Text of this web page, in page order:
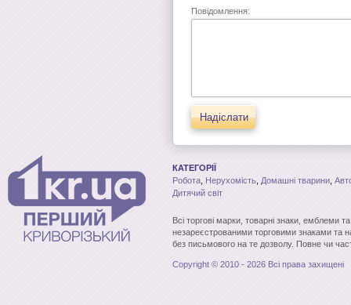
Повідомлення:
Надіслати
КАТЕГОРІЇ
Робота Нерухомість Домашні тварини
Дитячий світ
Всі торгові марки, товарні знаки, емблеми
незареєстрованими торговими знаками та
без письмового на те дозволу. Повне чи
Copyright © 2010 - 2026 Всі права захищені